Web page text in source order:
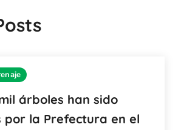
árboles han sido
por la Prefectura en el